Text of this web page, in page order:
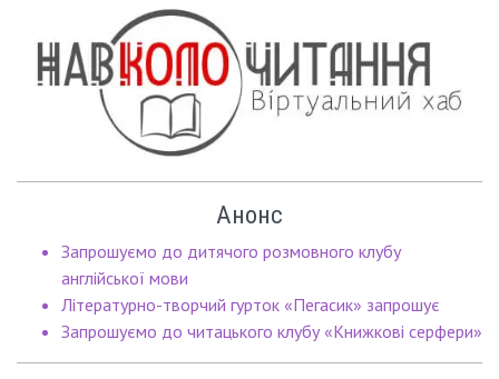
Анонс
Запрошуємо до дитячого розмовного клубу
англійської мови
Літературно-творчий гурток «Пегасик» запрошує
Запрошуємо до читацького клубу «Книжкові серфери»